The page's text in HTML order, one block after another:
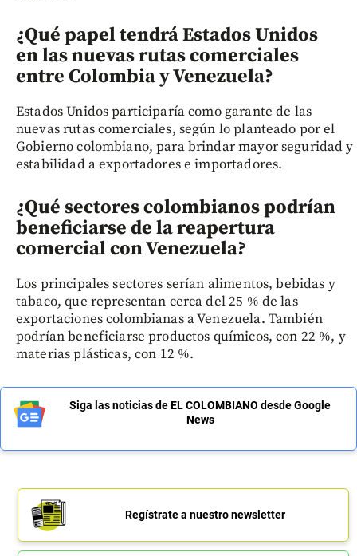
¿Qué papel tendrá Estados Unidos
en las nuevas rutas comerciales
entre Colombia y Venezuela?
Estados Unidos participaría como garante de las
nuevas rutas comerciales, según lo planteado por el
Gobierno colombiano, para brindar mayor seguridad y
estabilidad a exportadores e importadores.
¿Qué sectores colombianos podrían
beneficiarse de la reapertura
comercial con Venezuela?
Los principales sectores serían alimentos, bebidas y
tabaco, que representan cerca del 25 % de las
exportaciones colombianas a Venezuela. También
podrían beneficiarse productos químicos, con 22 %, y
materias plásticas, con 12 %.
Siga las noticias de EL COLOMBIANO desde Google
News
Regístrate a nuestro newsletter